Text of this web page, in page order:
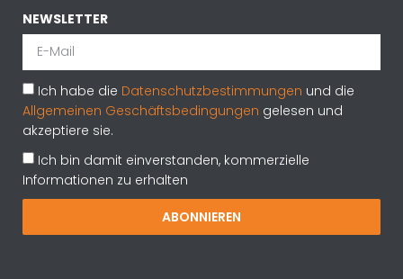
NEWSLETTER
Ich habe die Datenschutzbestimmungen und die
Allgemeinen Geschäftsbedingungen gelesen und
akzeptiere sie.
Ich bin damit einverstanden, kommerzielle
Informationen zu erhalten
ABONNIEREN